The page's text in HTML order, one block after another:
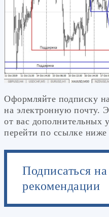
Оформляйте подписку
на электронную почту.
от вас
перейти по ссылке ниже
Подписаться
рекомендации